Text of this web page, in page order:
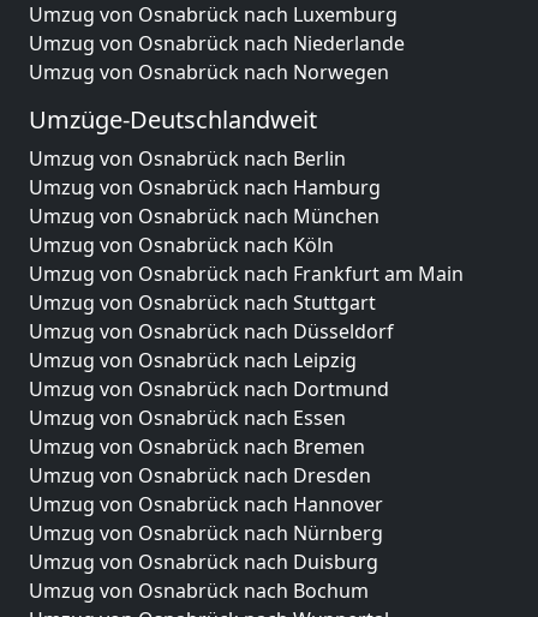
Umzug von Osnabrück nach Luxemburg
Umzug von Osnabrück nach Niederlande
Umzug von Osnabrück nach Norwegen
Umzüge-Deutschlandweit
Umzug von Osnabrück nach Berlin
Umzug von Osnabrück nach Hamburg
Umzug von Osnabrück nach München
Umzug von Osnabrück nach Köln
Umzug von Osnabrück nach Frankfurt am Main
Umzug von Osnabrück nach Stuttgart
Umzug von Osnabrück nach Düsseldorf
Umzug von Osnabrück nach Leipzig
Umzug von Osnabrück nach Dortmund
Umzug von Osnabrück nach Essen
Umzug von Osnabrück nach Bremen
Umzug von Osnabrück nach Dresden
Umzug von Osnabrück nach Hannover
Umzug von Osnabrück nach Nürnberg
Umzug von Osnabrück nach Duisburg
Umzug von Osnabrück nach Bochum